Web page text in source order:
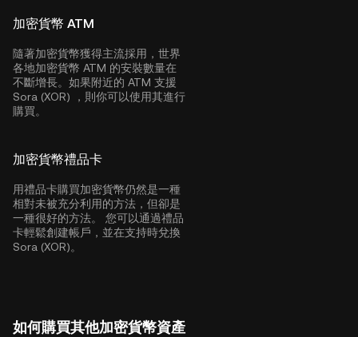
加密貨幣 ATM
隨著加密貨幣獲得主流採用，世界
各地加密貨幣 ATM 的安裝數量在
不斷增長。如果附近的 ATM 支援
Sora (XOR) ，則你可以使用其進行
購買。
加密貨幣禮品卡
用禮品卡購買加密貨幣仍然是一種
相對未被充分利用的方法，但卻是
一種很好的方法。 您可以通過禮品
卡輕鬆創建帳戶，並在支持時兌換
Sora (XOR)。
如何購買其他加密貨幣資產